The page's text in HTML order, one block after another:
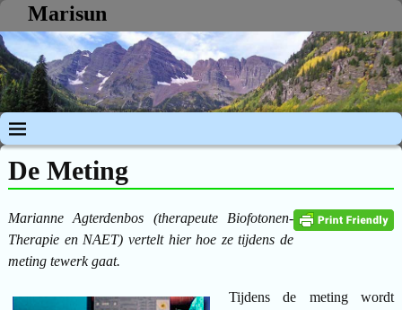
Marisun
De Meting
Marianne Agterdenbos (therapeute Biofotonen-
Therapie en NAET) vertelt hier hoe ze tijdens de
meting tewerk gaat.
Tijdens de meting wordt